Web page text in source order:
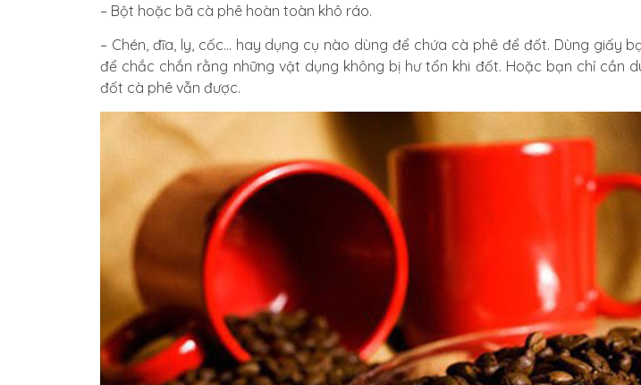
– Bột hoặc bã cà phê hoàn toàn khô ráo.
– Chén, đĩa, ly, cốc… hay dụng cụ nào dùng để chứa cà phê để đốt. Dùng giấy
để chắc chắn rằng những vật dụng không bị hư tổn khi đốt. Hoặc bạn chỉ cần
đốt cà phê vẫn được.